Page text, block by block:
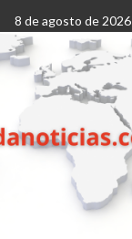
8 de agosto de 2026